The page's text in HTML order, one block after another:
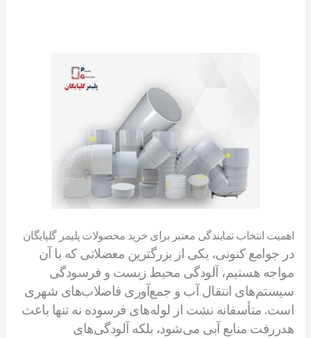
اهمیت انتخاب نمایندگی معتبر برای خرید محصولات پلیمر گلپایگان
در جوامع کنونی، یکی از بزرگترین معضلاتی که با آن
مواجه هستیم، آلودگی محیط زیست و فرسودگی
سیستم‌های انتقال آب و جمع‌آوری فاضلاب‌های شهری
است. متأسفانه نشت از لوله‌های فرسوده نه تنها باعث
هدررفت منابع آبی می‌شود، بلکه آلودگی‌های